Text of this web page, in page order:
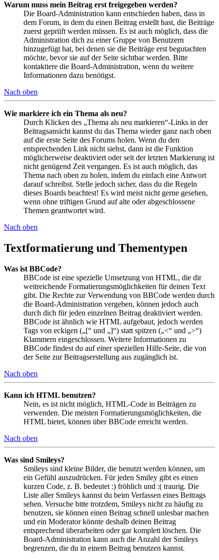
Warum muss mein Beitrag erst freigegeben werden?
Die Board-Administration kann entschieden haben, dass in
dem Forum, in dem du einen Beitrag erstellt hast, die Beiträge
zuerst geprüft werden müssen. Es ist auch möglich, dass die
Administration dich zu einer Gruppe von Benutzern
hinzugefügt hat, bei denen sie die Beiträge erst begutachten
möchte, bevor sie auf der Seite sichtbar werden. Bitte
kontaktiere die Board-Administration, wenn du weitere
Informationen dazu benötigst.
Nach oben
Wie markiere ich ein Thema als neu?
Durch Klicken des „Thema als neu markieren“-Links in der
Beitragsansicht kannst du das Thema wieder ganz nach oben
auf die erste Seite des Forums holen. Wenn du den
entsprechenden Link nicht siehst, dann ist die Funktion
möglicherweise deaktiviert oder seit der letzten Markierung ist
nicht genügend Zeit vergangen. Es ist auch möglich, das
Thema nach oben zu holen, indem du einfach eine Antwort
darauf schreibst. Stelle jedoch sicher, dass du die Regeln
dieses Boards beachtest! Es wird meist nicht gerne gesehen,
wenn ohne triftigen Grund auf alte oder abgeschlossene
Themen geantwortet wird.
Nach oben
Textformatierung und Thementypen
Was ist BBCode?
BBCode ist eine spezielle Umsetzung von HTML, die dir
weitreichende Formatierungsmöglichkeiten für deinen Text
gibt. Die Rechte zur Verwendung von BBCode werden durch
die Board-Administration vergeben, können jedoch auch
durch dich für jeden einzelnen Beitrag deaktiviert werden.
BBCode ist ähnlich wie HTML aufgebaut, jedoch werden
Tags von eckigen („[“ und „]“) statt spitzen („<“ und „>“)
Klammern eingeschlossen. Weitere Informationen zu
BBCode findest du auf einer speziellen Hilfe-Seite, die von
der Seite zur Beitragserstellung aus zugänglich ist.
Nach oben
Kann ich HTML benutzen?
Nein, es ist nicht möglich, HTML-Code in Beiträgen zu
verwenden. Die meisten Formatierungsmöglichkeiten, die
HTML bietet, können über BBCode erreicht werden.
Nach oben
Was sind Smileys?
Smileys sind kleine Bilder, die benutzt werden können, um
ein Gefühl auszudrücken. Für jeden Smiley gibt es einen
kurzen Code, z. B. bedeutet :) fröhlich und :( traurig. Die
Liste aller Smileys kannst du beim Verfassen eines Beitrags
sehen. Versuche bitte trotzdem, Smileys nicht zu häufig zu
benutzen, sie können einen Beitrag schnell unlesbar machen
und ein Moderator könnte deshalb deinen Beitrag
entsprechend überarbeiten oder gar komplett löschen. Die
Board-Administration kann auch die Anzahl der Smileys
begrenzen, die du in einem Beitrag benutzen kannst.